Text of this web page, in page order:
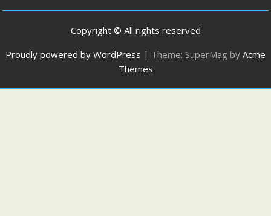
Copyright © All rights reserved
Proudly powered by WordPress | Theme: SuperMag by Acme
Themes